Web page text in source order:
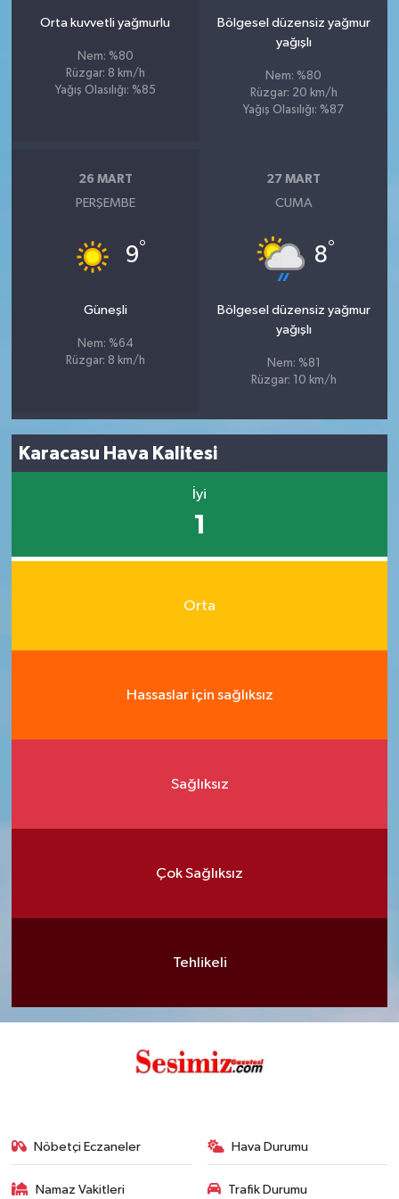
Orta kuvvetli yağmurlu
Nem: %80
Rüzgar: 8 km/h
Yağış Olasılığı: %85
Bölgesel düzensiz yağmur
yağışlı
Nem: %80
Rüzgar: 20 km/h
Yağış Olasılığı: %87
26 MART
PERŞEMBE
9°
Güneşli
Nem: %64
Rüzgar: 8 km/h
27 MART
CUMA
8°
Bölgesel düzensiz yağmur
yağışlı
Nem: %81
Rüzgar: 10 km/h
Karacasu Hava Kalitesi
İyi
1
Orta
Hassaslar için sağlıksız
Sağlıksız
Çok Sağlıksız
Tehlikeli
Nöbetçi Eczaneler Hava Durumu
Namaz Vakitleri Trafik Durumu